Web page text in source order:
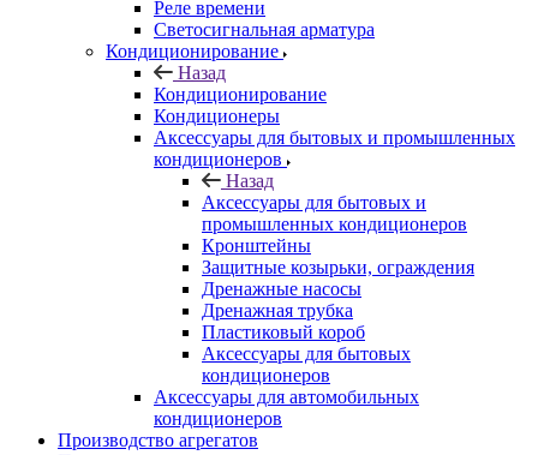
Реле времени
Светосигнальная арматура
Кондиционирование
Назад
Кондиционирование
Кондиционеры
Аксессуары для бытовых и промышленных
кондиционеров
Назад
Аксессуары для бытовых и
промышленных кондиционеров
Кронштейны
Защитные козырьки, ограждения
Дренажные насосы
Дренажная трубка
Пластиковый короб
Аксессуары для бытовых
кондиционеров
Аксессуары для автомобильных
кондиционеров
Производство агрегатов